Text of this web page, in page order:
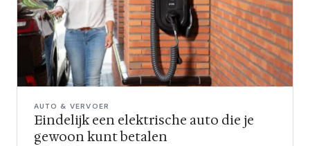
AUTO & VERVOER
Eindelijk een elektrische auto die je
gewoon kunt betalen